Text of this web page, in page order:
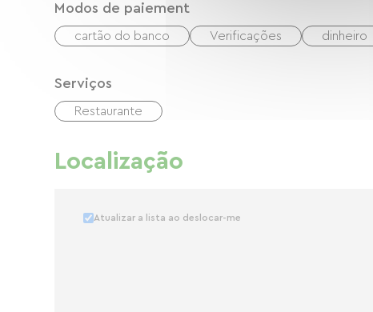
Modos de paiement
cartão do banco Verificações dinheiro
Serviços
Restaurante
Localização
Atualizar a lista ao deslocar-me